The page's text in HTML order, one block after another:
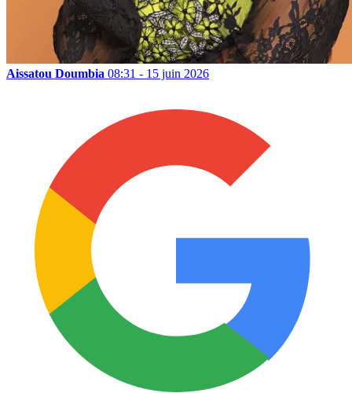
Aissatou Doumbia 08:31 - 15 juin 2026